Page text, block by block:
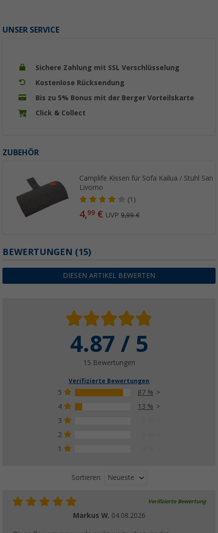
UNSER SERVICE
Sichere Zahlung mit SSL Verschlüsselung
Kostenlose Rücksendung
Bis zu 5% Bonus mit der Berger Vorteilskarte
Click & Collect
ZUBEHÖR
Camplife Kissen für Sofa Kailua / Stuhl San
Livorno
(1)
4,99 € UVP9,99 €
BEWERTUNGEN (15)
DIESEN ARTIKEL BEWERTEN
4.87 / 5
15 Bewertungen
Verifizierte Bewertungen
5
87 %
4
13 %
3
2
1
Sortieren: Neueste
Verifizierte Bewertung
Markus W. 04.08.2026